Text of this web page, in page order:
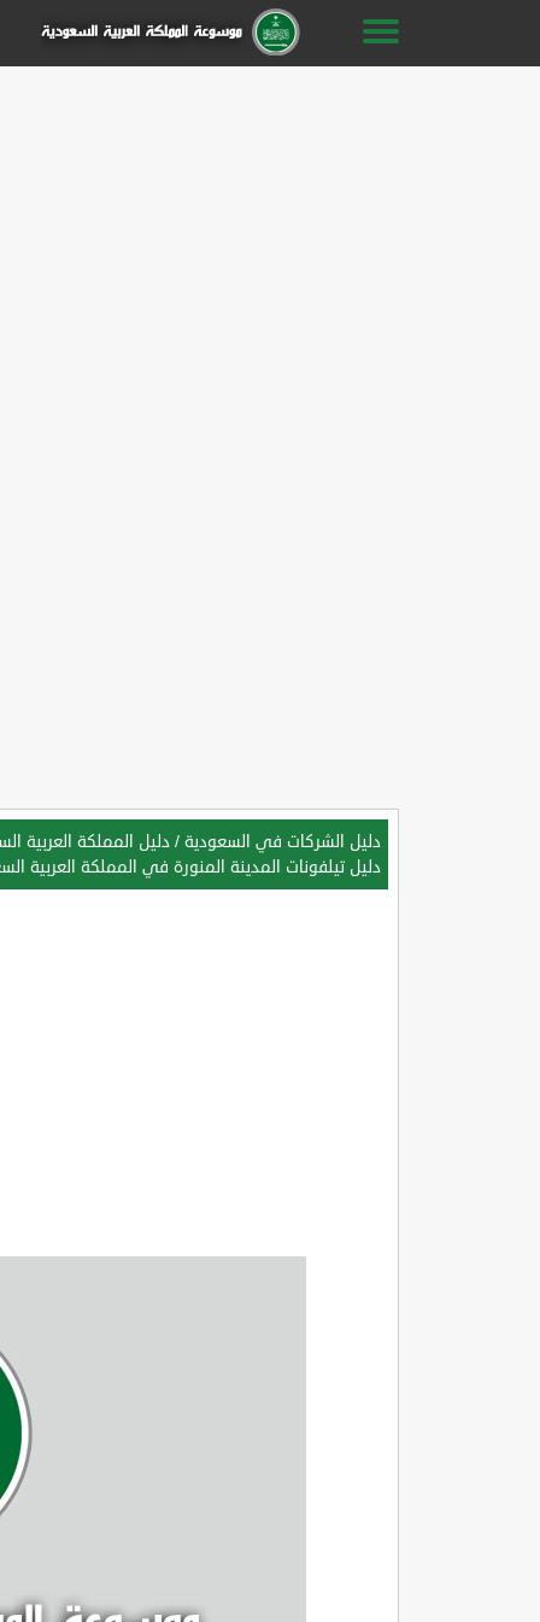
دليل الشركات في السعودية / دليل المملكة العربية
دليل تيلفونات المدينة المنورة في المملكة العربية